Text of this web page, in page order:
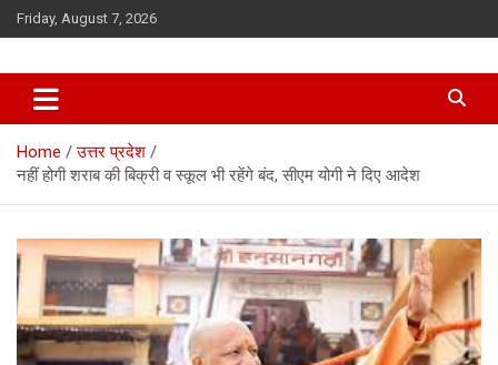
Skip
to
Friday, August 7, 2026
Home
उत्तर प्रदेश
नहीं होगी शराब की बिक्री व स्कूल भी रहेंगे बंद, सीएम योगी ने दिए आदेश